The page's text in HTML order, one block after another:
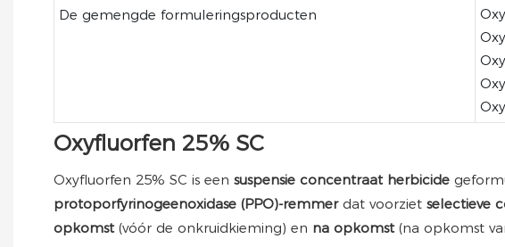
De gemengde formuleringsproducten
Oxyfluorfen 25% SC
Oxyfluorfen 25% SC is een suspensie concentraat herbicide
protoporfyrinogeenoxidase (PPO)-remmer dat voorziet selectieve
opkomst (vóór de onkruidkieming) en na opkomst (na opkomst